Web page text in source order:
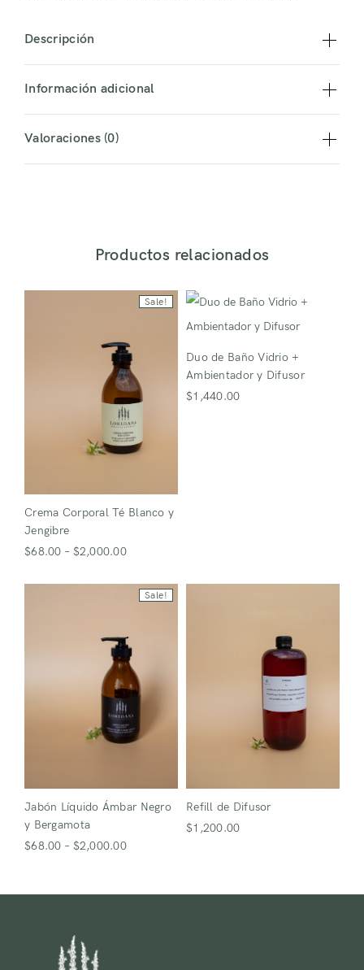
¿Perdiste tu contraseña?
¿No tienes una cuenta?
Descripción
Información adicional
Valoraciones (0)
Productos relacionados
Sale!
Crema Corporal Té Blanco y
Jengibre
$68.00 – $2,000.00
Duo de Baño Vidrio +
Ambientador y Difusor
$1,440.00
Sale!
Jabón Líquido Ámbar Negro
y Bergamota
$68.00 – $2,000.00
Refill de Difusor
$1,200.00